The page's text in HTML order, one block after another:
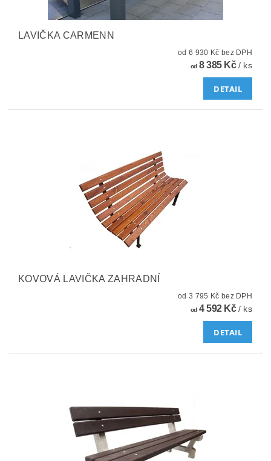
LAVIČKA CARMENN
od 6 930 Kč bez DPH
od8 385 Kč/ ks
DETAIL
KOVOVÁ LAVIČKA ZAHRADNÍ
od 3 795 Kč bez DPH
od4 592 Kč/ ks
DETAIL